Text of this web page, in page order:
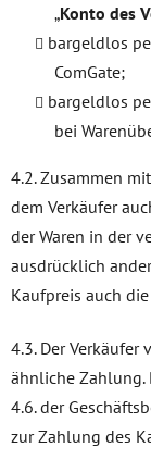
„Konto des
bargeldlos
ComGate;
bargeldlos
bei
4.2. Zusammen
dem Verkäufer
der Waren in der
ausdrücklich
Kaufpreis auch
4.3. Der
ähnliche Zahlung.
4.6. der
zur Zahlung des